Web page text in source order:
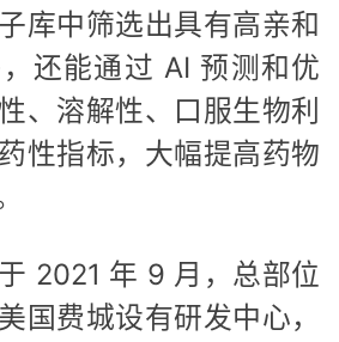
库中筛选出具有高亲和
还能通过 AI 预测和优
、溶解性、口服生物利
性指标，大幅提高药物
2021 年 9 月，总部位
国费城设有研发中心，